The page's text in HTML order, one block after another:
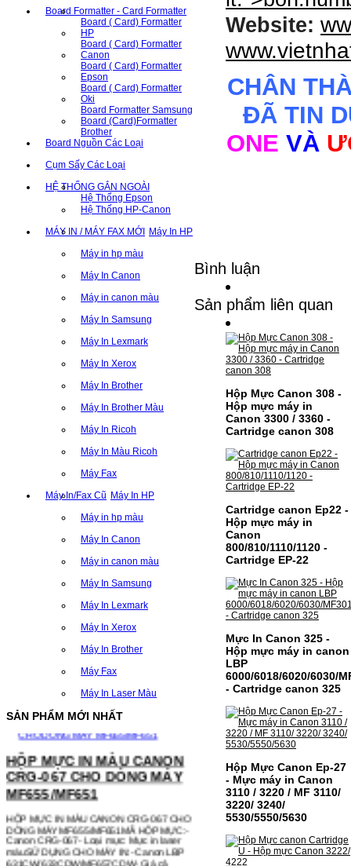
Board Formatter - Card Formatter
Board ( Card) Formatter
HP
Board ( Card) Formatter
Canon
Board ( Card) Formatter
Epson
Board ( Card) Formatter
Oki
Board Formatter Samsung
Board (Card)Formatter
Brother
Board Nguồn Các Loại
Cụm Sấy Các Loại
HỆ THỐNG GẮN NGOÀI
Hệ Thống Epson
Hệ Thống HP-Canon
MÁY IN / MÁY FAX MỚI Máy In HP
Máy in hp màu
Máy In Canon
Máy in canon màu
Máy In Samsung
Máy In Lexmark
Máy In Xerox
Máy In Brother
Máy In Brother Màu
Máy In Ricoh
Máy In Màu Ricoh
Máy Fax
Máy In/Fax Cũ Máy In HP
Máy in hp màu
Máy In Canon
Máy in canon màu
Máy In Samsung
Máy In Lexmark
Máy In Xerox
Máy In Brother
Máy Fax
Máy In Laser Màu
SẢN PHẨM MỚI NHẤT
CỤM DRUM CANON NPG-
59 CHO DÒNG MÁY IR
MÁY IR 2002/2202MÃ CỤM DRUM:- Hộp
PhotocopySỬ DỤNG CHO MÁY IN:- Canon
hàng thường xuyên…
HỘP MỰC IN MÀU CANON
CRG-067 CHO DÒNG MÁY
MF655/MF651
HỘP MỰC IN MÀU CANON CRG-067 CHO
DÒNG MÁY MF655/MF651MÃ HỘP MỰC:-
Canon CRG-067- Loại mực: Mực in laser
màuSỬ DỤNG CHO MÁY IN:- Canon LBP
631CW/633CDW/MF657CDW- Giá cả
thường…
Giá : 799.000VND
Website:
CHÂN
ĐÃ TIN
ONE VÀ
Bình luận
Sản phẩm liên quan
Hộp Mực Canon 308 -
Hộp mực máy in
Canon 3300 / 3360 -
Cartridge canon 308
Cartridge canon Ep22 -
Hộp mực máy in
Canon
800/810/1110/1120 -
Cartridge EP-22
Mực In Canon 325 -
Hộp mực máy in canon
LBP
6000/6018/6020/6030/
- Cartridge canon 325
Hộp Mực Canon Ep-27
- Mực máy in Canon
3110 / 3220 / MF 3110/
3220/ 3240/
5530/5550/5630